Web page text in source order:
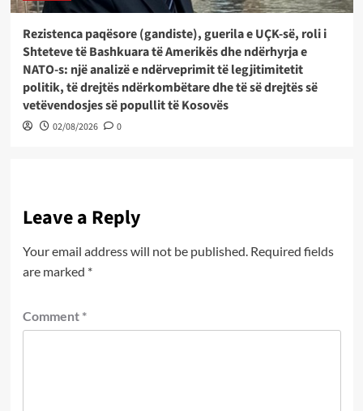
Rezistenca paqësore (gandiste), guerila e UÇK-së, roli i
Shteteve të Bashkuara të Amerikës dhe ndërhyrja e
NATO-s: një analizë e ndërveprimit të legjitimitetit
politik, të drejtës ndërkombëtare dhe të së drejtës së
vetëvendosjes së popullit të Kosovës
02/08/2026 0
Leave a Reply
Your email address will not be published. Required fields
are marked *
Comment *